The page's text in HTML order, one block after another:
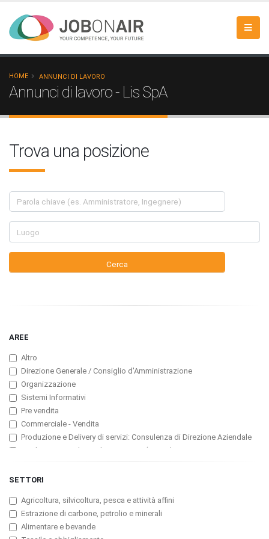
HOME ANNUNCI DI LAVORO
Annunci di lavoro - Lis SpA
Trova una posizione
AREE
Altro
Direzione Generale / Consiglio d'Amministrazione
Organizzazione
Sistemi Informativi
Pre vendita
Commerciale - Vendita
Produzione e Delivery di servizi: Consulenza di Direzione Aziendale
Produzione e Delivery di servizi: ICT (Consulenza, Servizi
Professionali, Software)
Produzione e Delivery di servizi: Assicurazioni
Produzione e Delivery di servizi: Pubblicità
Customer Service, Manutenzione e Assistenza tecnica
Marketing / Pubbliche Relazioni
SETTORI
Agricoltura, silvicoltura, pesca e attività affini
Estrazione di carbone, petrolio e minerali
Alimentare e bevande